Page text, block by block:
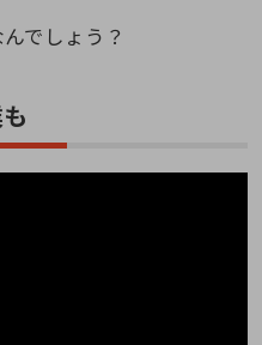
でしょう？